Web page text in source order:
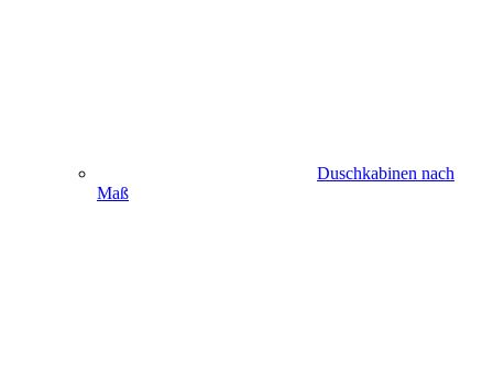
Duschkabinen nach
Maß